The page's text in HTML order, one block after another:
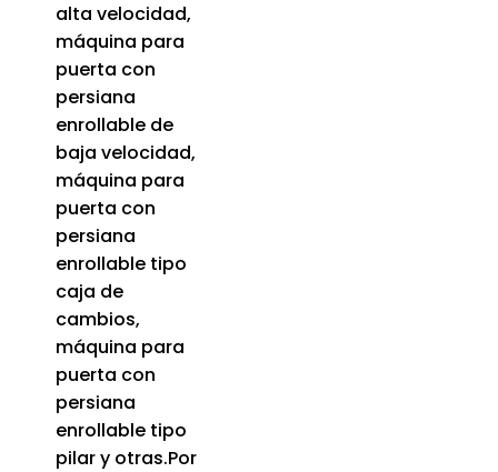
alta velocidad,
máquina para
puerta con
persiana
enrollable de
baja velocidad,
máquina para
puerta con
persiana
enrollable tipo
caja de
cambios,
máquina para
puerta con
persiana
enrollable tipo
pilar y otras.Por